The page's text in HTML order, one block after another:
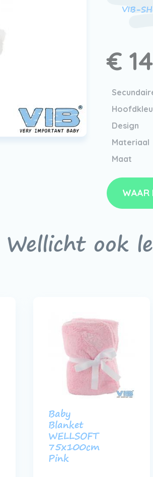
VIB-
€
Design
Materiaal
Maat
WAAR
Wellicht ook
Baby
Blanket
WELLSOFT
75x100cm
Pink